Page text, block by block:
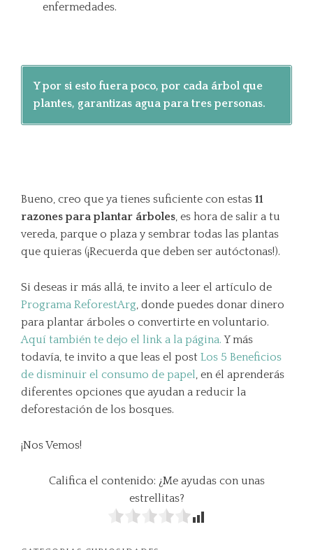
enfermedades.
Y por si esto fuera poco, por cada árbol que
plantes, garantizas agua para tres personas.
Bueno, creo que ya tienes suficiente con estas 11
razones para plantar árboles, es hora de salir a tu
vereda, parque o plaza y sembrar todas las plantas
que quieras (¡Recuerda que deben ser autóctonas!).
Si deseas ir más allá, te invito a leer el artículo de
Programa ReforestArg, donde puedes donar dinero
para plantar árboles o convertirte en voluntario.
Aquí también te dejo el link a la página. Y más
todavía, te invito a que leas el post Los 5 Beneficios
de disminuir el consumo de papel, en él aprenderás
diferentes opciones que ayudan a reducir la
deforestación de los bosques.
¡Nos Vemos!
Califica el contenido: ¿Me ayudas con unas
estrellitas?